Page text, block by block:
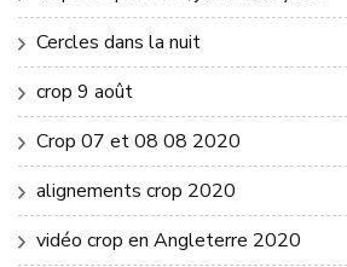
Cercles dans la nuit
crop 9 août
Crop 07 et 08 08 2020
alignements crop 2020
vidéo crop en Angleterre 2020